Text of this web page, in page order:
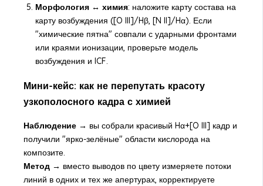
Морфология ↔ химия: наложите карту состава на
карту возбуждения ([O III]/Hβ, [N II]/Hα). Если
"химические пятна" совпали с ударными фронтами
или краями ионизации, проверьте модель
возбуждения и ICF.
Мини-кейс: как не перепутать красоту
узкополосного кадра с химией
Наблюдение → вы собрали красивый Hα+[O III] кадр и
получили "ярко-зелёные" области кислорода на
композите.
Метод → вместо выводов по цвету измеряете потоки
линий в одних и тех же апертурах, корректируете